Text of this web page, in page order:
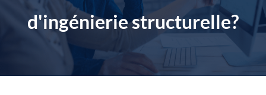
d'ingénierie structurelle?